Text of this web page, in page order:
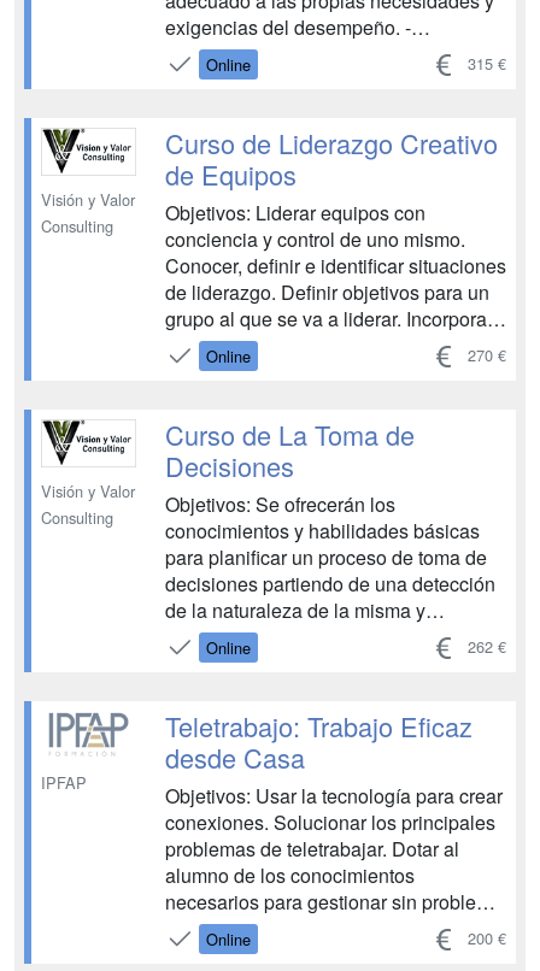
exigencias del desempeño. -
Comprender el tiempo como un recurso
y aprender a gestionarlo. - Aprender a
Conocer la delegación como estrategia.
- Conocer los diferentes factores q...
Online 315 €
Visión y Valor
Consulting
Curso de Liderazgo Creativo
de Equipos
Objetivos: Liderar equipos con
conciencia y control de uno mismo.
Conocer, definir e identificar situaciones
de liderazgo. Definir objetivos para un
grupo al que se va a liderar. Incorporar
herramientas de motivación en el
liderazgo de equipos. Incorporar al
negociación en la resolución de
conflictos....
Online 270 €
Visión y Valor
Consulting
Curso de La Toma de
Decisiones
Objetivos: Se ofrecerán los
conocimientos y habilidades básicas
para planificar un proceso de toma de
decisiones partiendo de una detección
de la naturaleza de la misma y
utilizando técnicas variadas de trabajo
en grupo. - Conocer la naturaleza de la
características y tipologías. - Conocer
las 6 fases de la toma de decisio...
Online 262 €
IPFAP
Teletrabajo: Trabajo Eficaz
desde Casa
Objetivos: Usar la tecnología para crear
conexiones. Solucionar los principales
problemas de teletrabajar. Dotar al
alumno de los conocimientos
necesarios para gestionar sin problema
los documentos propios de su puesto
de trabajo y la gestión eficaz del tiempo
Online 200 €